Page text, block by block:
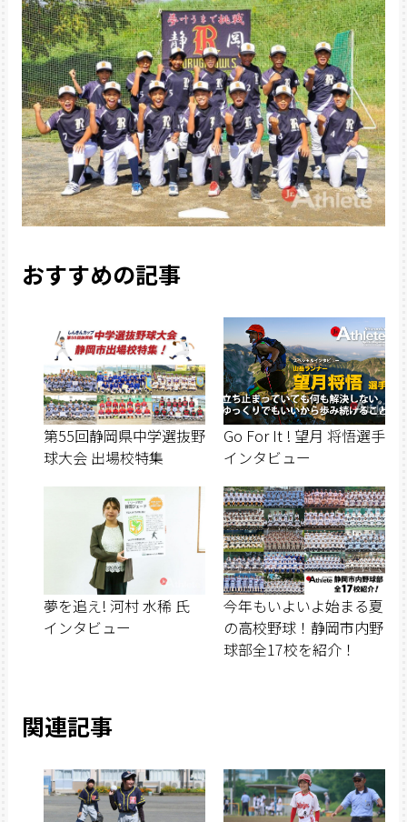
おすすめの記事
第55回静岡県中学選抜野
球大会 出場校特集
Go For It ! 望月 将悟選手
インタビュー
夢を追え! 河村 水稀 氏
インタビュー
今年もいよいよ始まる夏
の高校野球！静岡市内野
球部全17校を紹介！
関連記事